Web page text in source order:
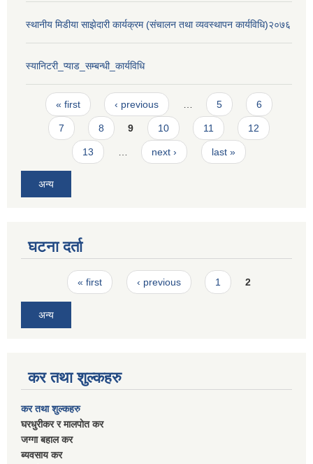
स्थानीय मिडीया साझेदारी कार्यक्रम (संचालन तथा व्यवस्थापन कार्यविधि)२०७६
स्यानिटरी_प्याड_सम्बन्धी_कार्यविधि
Pages
« first ‹ previous 5 6
7 8 9 10 11 12
13 next › last »
अन्य
घटना दर्ता
Pages« first ‹ previous 1 2
अन्य
कर तथा शुल्कहरु
कर तथा शुल्कहरु
घरधुरीकर र मालपाेत कर
जग्गा बहाल कर
ब्यवसाय कर